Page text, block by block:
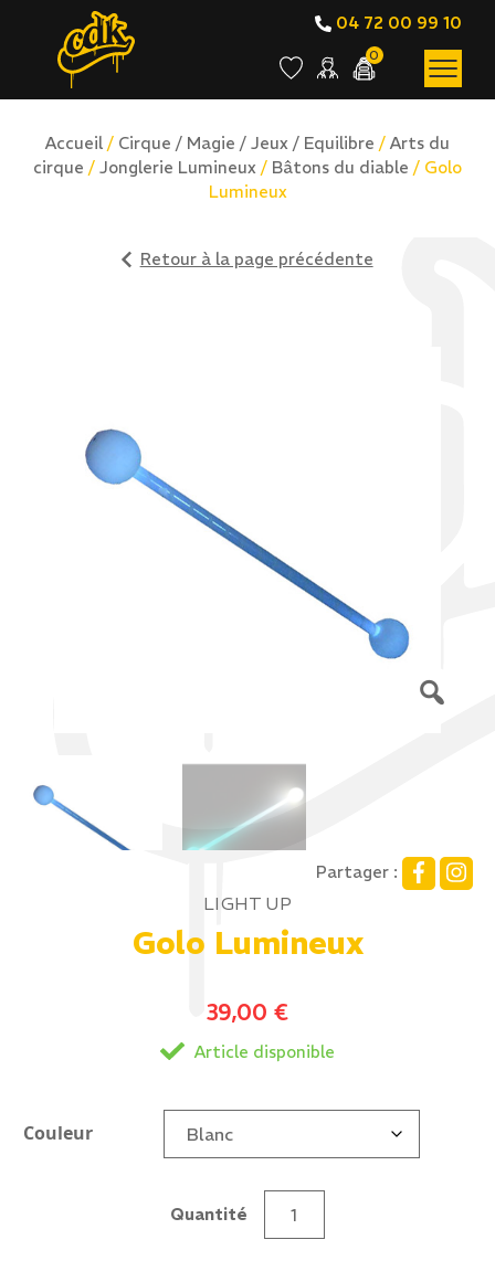
04 72 00 99 10
0
Accueil / Cirque / Magie / Jeux / Equilibre / Arts du
cirque / Jonglerie Lumineux / Bâtons du diable / Golo
Lumineux
Retour à la page précédente
Partager :
LIGHT UP
Golo Lumineux
39,00 €
Article disponible
Couleur
Quantitéquantité